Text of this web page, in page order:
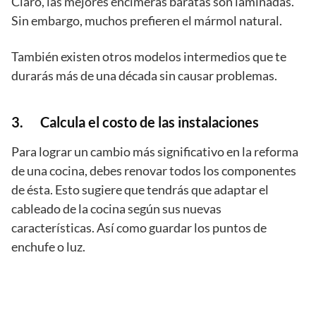
Sin embargo, muchos prefieren el mármol natural.
También existen otros modelos intermedios que te
durarás más de una década sin causar problemas.
3. Calcula el costo de las instalaciones
Para lograr un cambio más significativo en la reforma
de una cocina, debes renovar todos los componentes
de ésta. Esto sugiere que tendrás que adaptar el
cableado de la cocina según sus nuevas
características. Así como guardar los puntos de
enchufe o luz.